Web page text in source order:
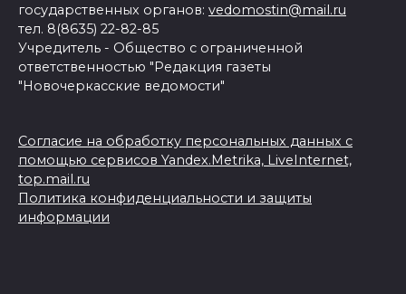
государственных органов: vedomostin@mail.ru
тел. 8(8635) 22-82-85
Учредитель - Общество с ограниченной
ответственностью "Редакция газеты
"Новочеркасские ведомости"
Согласие на обработку персональных данных с
помощью сервисов Yandex.Metrika, LiveInternet,
top.mail.ru
Политика конфиденциальности и защиты
информации